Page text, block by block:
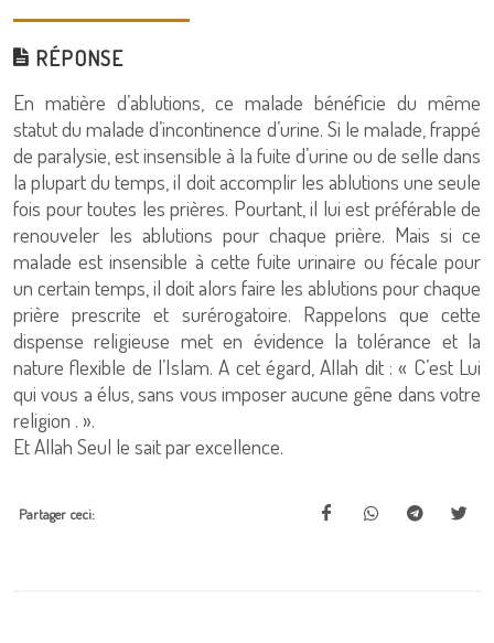
RÉPONSE
En matière d’ablutions, ce malade bénéficie du même
statut du malade d’incontinence d’urine. Si le malade, frappé
de paralysie, est insensible à la fuite d’urine ou de selle dans
la plupart du temps, il doit accomplir les ablutions une seule
fois pour toutes les prières. Pourtant, il lui est préférable de
renouveler les ablutions pour chaque prière. Mais si ce
malade est insensible à cette fuite urinaire ou fécale pour
un certain temps, il doit alors faire les ablutions pour chaque
prière prescrite et surérogatoire. Rappelons que cette
dispense religieuse met en évidence la tolérance et la
nature flexible de l’Islam. A cet égard, Allah dit : « C’est Lui
qui vous a élus, sans vous imposer aucune gêne dans votre
religion . ».
Et Allah Seul le sait par excellence.
Partager ceci: